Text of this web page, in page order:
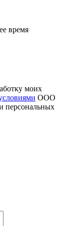
время
моих
ООО
персональных